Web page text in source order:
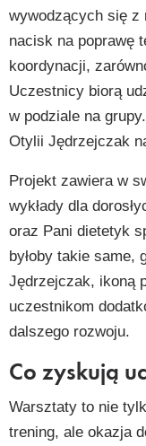
wywodzących się z
nacisk na poprawę
koordynacji,
Uczestnicy biorą
w podziale na
Otylii Jędrzejczak
Projekt zawiera w
wykłady dla
oraz Pani dietetyk
byłoby takie same,
Jędrzejczak, ikoną
uczestnikom
dalszego rozwoju.
Co zyskują
Warsztaty to nie
trening, ale okazja